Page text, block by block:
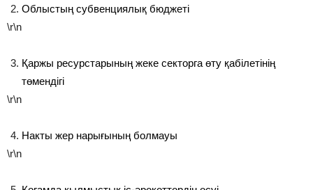
Облыстың субвенциялық бюджеті
\r\n
Қаржы ресурстарының жеке секторга өту қабілетінің
төмендігі
\r\n
Накты жер нарығының болмауы
\r\n